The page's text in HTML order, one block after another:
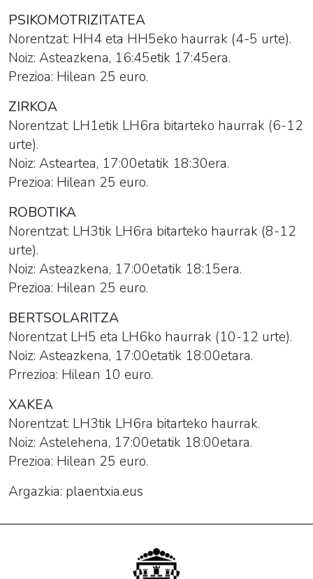
PSIKOMOTRIZITATEA
Norentzat: HH4 eta HH5eko haurrak (4-5 urte).
Noiz: Asteazkena, 16:45etik 17:45era.
Prezioa: Hilean 25 euro.
ZIRKOA
Norentzat: LH1etik LH6ra bitarteko haurrak (6-12
urte).
Noiz: Asteartea, 17:00etatik 18:30era.
Prezioa: Hilean 25 euro.
ROBOTIKA
Norentzat: LH3tik LH6ra bitarteko haurrak (8-12
urte).
Noiz: Asteazkena, 17:00etatik 18:15era.
Prezioa: Hilean 25 euro.
BERTSOLARITZA
Norentzat LH5 eta LH6ko haurrak (10-12 urte).
Noiz: Asteazkena, 17:00etatik 18:00etara.
Prrezioa: Hilean 10 euro.
XAKEA
Norentzat: LH3tik LH6ra bitarteko haurrak.
Noiz: Astelehena, 17:00etatik 18:00etara.
Prezioa: Hilean 25 euro.
Argazkia: plaentxia.eus